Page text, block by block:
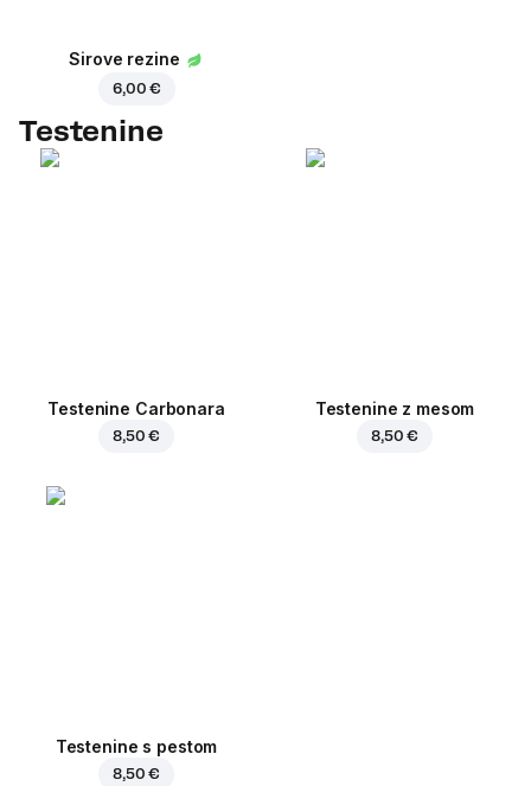
Sirove rezine
6,00 €
Testenine
Testenine Carbonara
8,50 €
Testenine z mesom
8,50 €
Testenine s pestom
8,50 €